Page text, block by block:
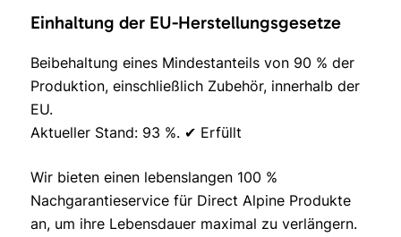
Einhaltung der EU-Herstellungsgesetze
Beibehaltung eines Mindestanteils von 90 % der
Produktion, einschließlich Zubehör, innerhalb der
EU.
Aktueller Stand: 93 %. ✔ Erfüllt
Wir bieten einen lebenslangen 100 %
Nachgarantieservice für Direct Alpine Produkte
an, um ihre Lebensdauer maximal zu verlängern.